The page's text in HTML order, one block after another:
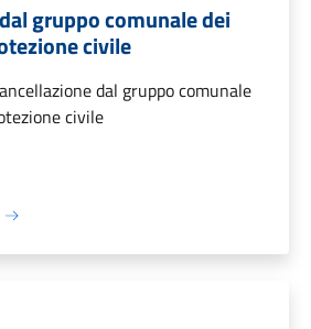
gruppo comunale dei
civile
dal gruppo comunale
civile